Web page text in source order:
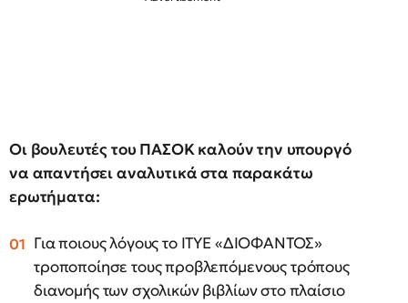
Οι βουλευτές του ΠΑΣΟΚ καλούν την υπουργό
να απαντήσει αναλυτικά στα παρακάτω
ερωτήματα:
Για ποιους λόγους το ΙΤΥΕ «ΔΙΟΦΑΝΤΟΣ»
τροποποίησε τους προβλεπόμενους τρόπους
διανομής των σχολικών βιβλίων στο πλαίσιο